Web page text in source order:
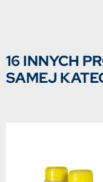
16 INNYCH
SAMEJ